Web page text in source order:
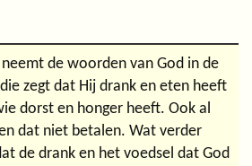
neemt de woorden van God in de
zegt dat Hij drank en eten heeft
dorst en honger heeft. Ook al
dat niet betalen. Wat verder
de drank en het voedsel dat God